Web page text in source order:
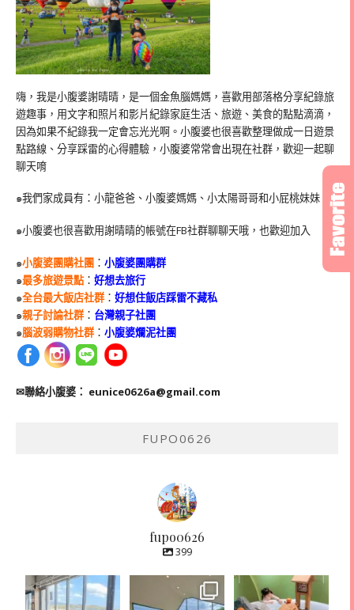
嗨，我是小腹婆謝晴晴，是一個金魚腦媽媽，喜歡用部落格分享紀錄旅
遊趣事，用文字和照片和影片紀錄家庭生活、旅遊、美食的點點滴滴，
因為如果不紀錄我一定會忘光光啊。小腹婆也很喜歡整理做成一日遊景
點路線、分享踩雷的心得體驗，小腹婆常常會出現在社群，歡迎一起聊
聊天唷
๑我們家成員有：小龍爸爸、小腹婆媽媽、小太陽哥哥和小屁桃妹妹
๑小腹婆也很喜歡用謝晴晴的帳號在FB社群聊聊天哦，也歡迎加入
๑小腹婆團購社團 ： 小腹婆團購群
๑最多旅遊景點： 好想去旅行
๑全台最大飯店社群： 好想住飯店踩雷不藏私
๑親子討論社群： 台灣親子社團
๑腦波弱購物社群： 小腹婆爛泥社團
✉聯絡小腹婆： eunice0626a@gmail.com
FUPO0626
fupo0626
399